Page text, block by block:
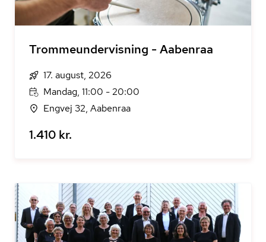
Trommeundervisning - Aabenraa
17. august, 2026
Mandag, 11:00 - 20:00
Engvej 32, Aabenraa
1.410 kr.